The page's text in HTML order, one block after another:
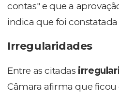
contas" e que a
indica que foi
Irregularidades
Entre as citadas
Câmara afirma que